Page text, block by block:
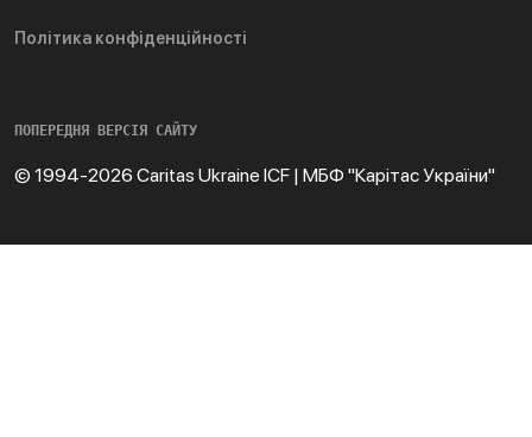
Політика конфіденційності
ПОПЕРЕДНЯ ВЕРСІЯ САЙТУ
© 1994-2026 Caritas Ukraine ICF | МБФ "Карітас України"